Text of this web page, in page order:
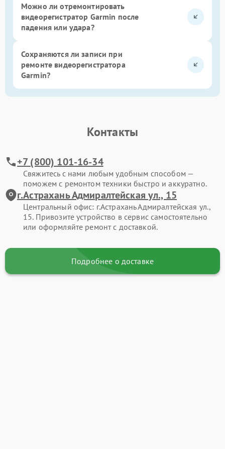
Можно ли отремонтировать
видеорегистратор Garmin после
падения или удара?
Сохраняются ли записи при
ремонте видеорегистратора
Garmin?
Контакты
+7 (800) 101-16-34
Свяжитесь с нами любым удобным способом —
поможем с ремонтом техники быстро и аккуратно.
г.Астрахань Адмиралтейская ул., 15
Центральный офис: г.Астрахань Адмиралтейская ул.,
15. Привозите устройство в сервис самостоятельно
или оформляйте ремонт с доставкой.
Подробнее о доставке